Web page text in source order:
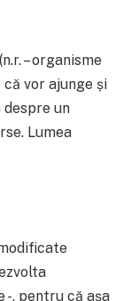
– organisme
vor ajunge și
despre un
Lumea
-, pentru că așa